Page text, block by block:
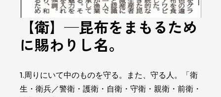
【衛】—昆布をまもるため
に賜わりし名。
1.周りにいて中のものを守る。また、守る人。「衛
生・衛兵／警衛・護衛・自衛・守衛・親衛・前衛・